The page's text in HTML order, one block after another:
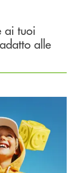
ai tuoi
alle